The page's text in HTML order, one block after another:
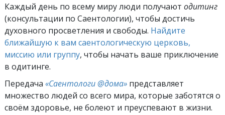
Каждый день по всему миру люди получают одитинг
(консультации по Саентологии), чтобы достичь
духовного просветления и свободы. Найдите
ближайшую к вам саентологическую церковь,
миссию или группу, чтобы начать ваше приключение
в одитинге.
Передача «Саентологи @дома» представляет
множество людей со всего мира, которые заботятся о
своём здоровье, не болеют и преуспевают в жизни.